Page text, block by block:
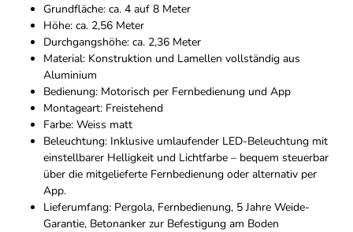
Grundfläche: ca. 4 auf 8 Meter
Höhe: ca. 2,56 Meter
Durchgangshöhe: ca. 2,36 Meter
Material: Konstruktion und Lamellen vollständig aus
Aluminium
Bedienung: Motorisch per Fernbedienung und App
Montageart: Freistehend
Farbe: Weiss matt
Beleuchtung: Inklusive umlaufender LED-Beleuchtung mit
einstellbarer Helligkeit und Lichtfarbe – bequem steuerbar
über die mitgelieferte Fernbedienung oder alternativ per
App.
Lieferumfang: Pergola, Fernbedienung, 5 Jahre Weide-
Garantie, Betonanker zur Befestigung am Boden